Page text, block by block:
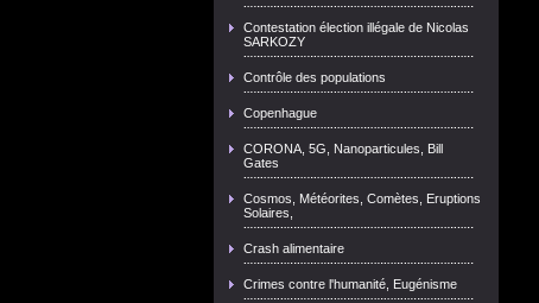
Contestation élection illégale de Nicolas
SARKOZY
Contrôle des populations
Copenhague
CORONA, 5G, Nanoparticules, Bill
Gates
Cosmos, Météorites, Comètes, Eruptions
Solaires,
Crash alimentaire
Crimes contre l'humanité, Eugénisme